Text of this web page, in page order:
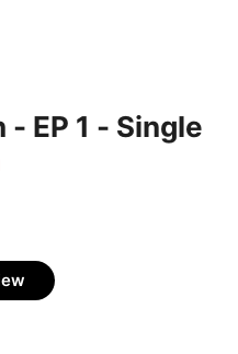
- EP 1 - Single